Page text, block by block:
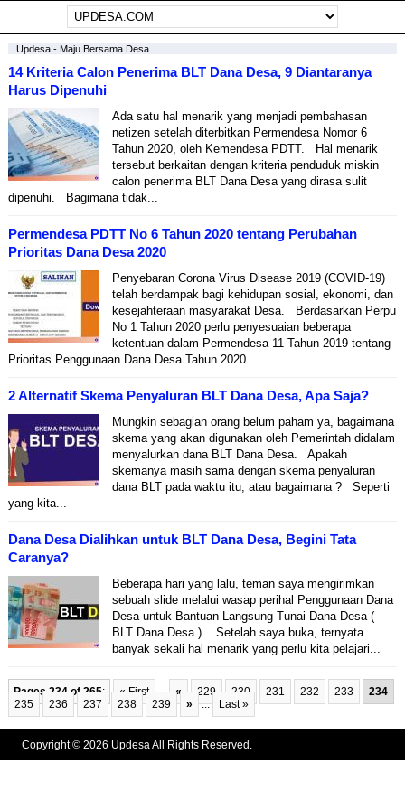
Updesa - Maju Bersama Desa
14 Kriteria Calon Penerima BLT Dana Desa, 9 Diantaranya
Harus Dipenuhi
Ada satu hal menarik yang menjadi pembahasan
netizen setelah diterbitkan Permendesa Nomor 6
Tahun 2020, oleh Kemendesa PDTT. Hal menarik
tersebut berkaitan dengan kriteria penduduk miskin
calon penerima BLT Dana Desa yang dirasa sulit
dipenuhi. Bagimana tidak...
Permendesa PDTT No 6 Tahun 2020 tentang Perubahan
Prioritas Dana Desa 2020
Penyebaran Corona Virus Disease 2019 (COVID-19)
telah berdampak bagi kehidupan sosial, ekonomi, dan
kesejahteraan masyarakat Desa. Berdasarkan Perpu
No 1 Tahun 2020 perlu penyesuaian beberapa
ketentuan dalam Permendesa 11 Tahun 2019 tentang
Prioritas Penggunaan Dana Desa Tahun 2020....
2 Alternatif Skema Penyaluran BLT Dana Desa, Apa Saja?
Mungkin sebagian orang belum paham ya, bagaimana
skema yang akan digunakan oleh Pemerintah didalam
menyalurkan dana BLT Dana Desa. Apakah
skemanya masih sama dengan skema penyaluran
dana BLT pada waktu itu, atau bagaimana ? Seperti
yang kita...
Dana Desa Dialihkan untuk BLT Dana Desa, Begini Tata
Caranya?
Beberapa hari yang lalu, teman saya mengirimkan
sebuah slide melalui wasap perihal Penggunaan Dana
Desa untuk Bantuan Langsung Tunai Dana Desa (
BLT Dana Desa ). Setelah saya buka, ternyata
banyak sekali hal menarik yang perlu kita pelajari...
Pages 234 of 265: « First ... « 229 230 231 232 233
234
235
236 237 238 239 » ... Last »
Copyright © 2026 Updesa All Rights Reserved.